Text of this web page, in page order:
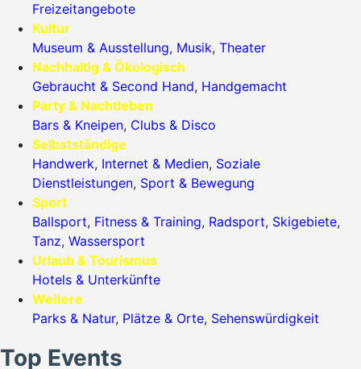
Freizeitangebote
Kultur
Museum & Ausstellung, Musik, Theater
Nachhaltig & Ökologisch
Gebraucht & Second Hand, Handgemacht
Party & Nachtleben
Bars & Kneipen, Clubs & Disco
Selbstständige
Handwerk, Internet & Medien, Soziale
Dienstleistungen, Sport & Bewegung
Sport
Ballsport, Fitness & Training, Radsport, Skigebiete,
Tanz, Wassersport
Urlaub & Tourismus
Hotels & Unterkünfte
Weitere
Parks & Natur, Plätze & Orte, Sehenswürdigkeit
Top Events